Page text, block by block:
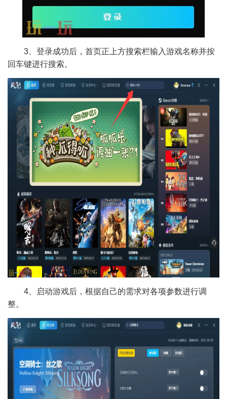
3、登录成功后，首页正上方搜索栏输入游戏名称并按
回车键进行搜索。
4、启动游戏后，根据自己的需求对各项参数进行调
整。